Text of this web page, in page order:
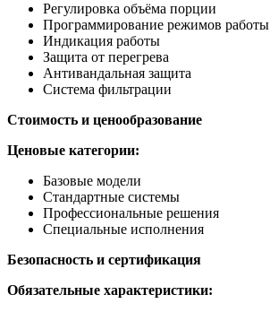
Регулировка объёма порции
Программирование режимов работы
Индикация работы
Защита от перегрева
Антивандальная защита
Система фильтрации
Стоимость и ценообразование
Ценовые категории:
Базовые модели
Стандартные системы
Профессиональные решения
Специальные исполнения
Безопасность и сертификация
Обязательные характеристики: